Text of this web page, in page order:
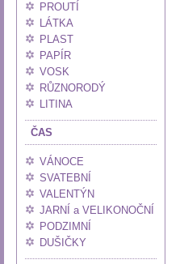
PROUTÍ
LÁTKA
PLAST
PAPÍR
VOSK
RŮZNORODÝ
LITINA
ČAS
VÁNOCE
SVATEBNÍ
VALENTÝN
JARNÍ a VELIKONOČNÍ
PODZIMNÍ
DUŠIČKY